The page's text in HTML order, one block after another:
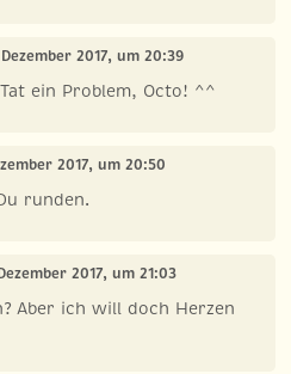
2017, um 20:39
ein Problem, Octo! ^^
2017, um 20:50
runden.
2017, um 21:03
Aber ich will doch Herzen